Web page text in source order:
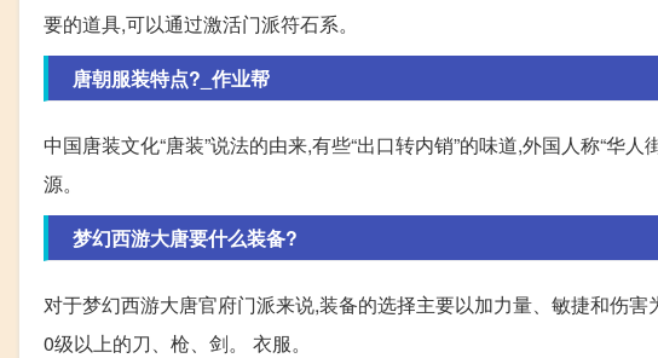
要的道具,可以通过激活门派符石系。
唐朝服装特点?_作业帮
中国唐装文化“唐装”说法的由来,有些“出口转内销”的味道,外国人称“华人
源。
梦幻西游大唐要什么装备?
对于梦幻西游大唐官府门派来说,装备的选择主要以加力量、敏捷和伤
0级以上的刀、枪、剑。 衣服。